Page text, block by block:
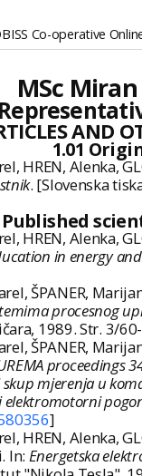
Co-operative
MSc
AND
1.01
HREN,
. [Slovenska
Published
HREN, Alenka,
in energy
ŠPANER,
procesnog
1989. Str. 3/60-
ŠPANER,
proceedings
mjerenja u
]
HREN,
In: Energetska